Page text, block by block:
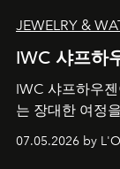
JEWELRY &
IWC 샤프하
IWC 샤프하우
는 장대한 여정
07.05.2026 by